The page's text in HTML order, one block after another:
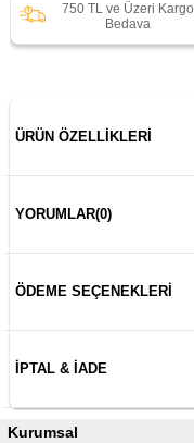
750 TL ve Üzeri Kargo
Bedava
ÜRÜN ÖZELLIKLERI
YORUMLAR(0)
ÖDEME SEÇENEKLERI
İPTAL & İADE
Kurumsal